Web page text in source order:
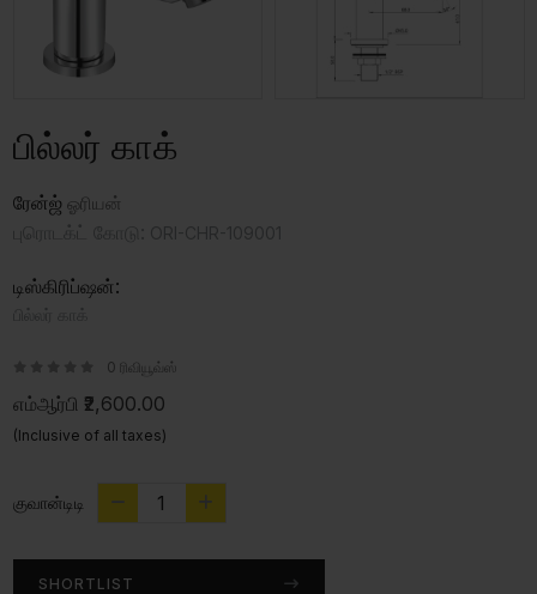
பில்லர் காக்
ரேன்ஜ் ஓரியன்
டிஸ்கிரிப்ஷன்:
0 ரிவியூவ்ஸ்
எம்ஆர்பி ₹2,600.00
(Inclusive of all taxes)
குவான்டிடி
SHORTLIST